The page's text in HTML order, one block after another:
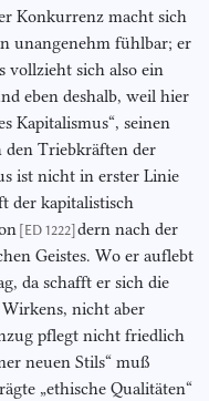
Konkurrenz macht sich
unangenehm fühlbar; er
vollzieht sich also ein
eben deshalb, weil hier
Kapitalismus“, seinen
den Triebkräften der
ist nicht in erster Linie
der kapitalistisch
[ED 1222] dern nach der
Geistes. Wo er auflebt
da schafft er sich die
nicht aber
pflegt nicht friedlich
neuen Stils“ muß
„ethische Qualitäten“